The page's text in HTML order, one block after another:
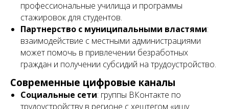
профессиональные училища и программы
стажировок для студентов.
Партнерство с муниципальными властями:
взаимодействие с местными администрациями
может помочь в привлечении безработных
граждан и получении субсидий на трудоустройство.
Современные цифровые каналы
Социальные сети: группы ВКонтакте по
трудоустройству в регионе с хештегом «ищу